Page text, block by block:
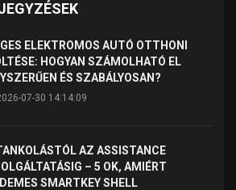
ELEKTROMOS AUTÓ OTTHONI
HOGYAN SZÁMOLHATÓ EL
ÉS SZABÁLYOSAN?
07-30 14:14:09
AZ ASSISTANCE
– 5 OK, AMIÉRT
SMARTKEY SHELL